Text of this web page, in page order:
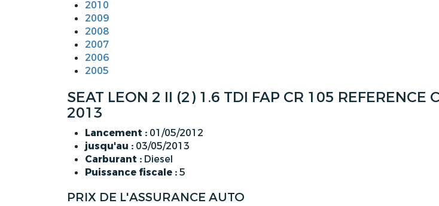
2010
2009
2008
2007
2006
2005
SEAT LEON 2 II (2) 1.6 TDI FAP CR 105 REFERENCE
2013
Lancement : 01/05/2012
jusqu'au : 03/05/2013
Carburant : Diesel
Puissance fiscale :5
PRIX DE L'ASSURANCE AUTO